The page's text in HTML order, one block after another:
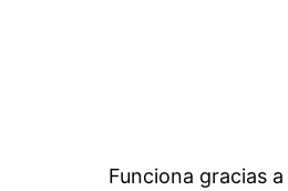
Funciona gracias a